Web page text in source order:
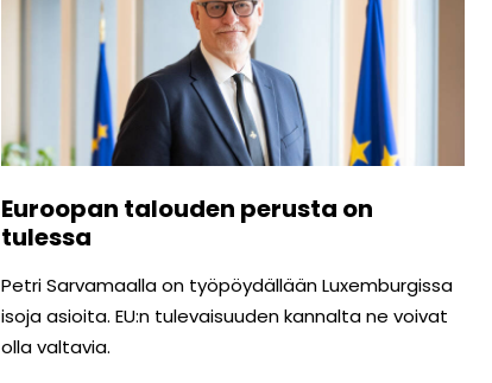
Euroopan talouden perusta on
tulessa
Petri Sarvamaalla on työpöydällään Luxemburgissa
isoja asioita. EU:n tulevaisuuden kannalta ne voivat
olla valtavia.